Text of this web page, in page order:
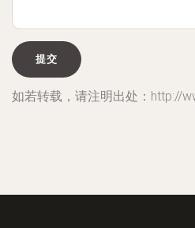
如若转载，请注明出处：http://